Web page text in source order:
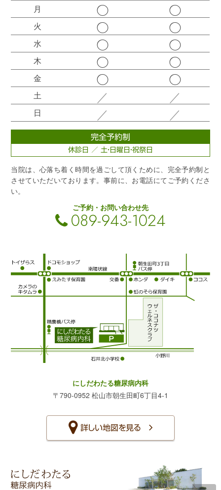
月 ◯ ◯
火 ◯ ◯
水 ◯ ◯
木 ◯ ◯
金 ◯ ◯
土 ／ ／
日 ／ ／
完全予約制
休診日 ／ 土・日曜日・祝祭日
当院は、心落ち着く時間を過ごして頂くために、完全予約制と
させていただいております。事前に、お電話にてご予約くださ
い。
ご予約・お問い合わせ先
089-943-1024
にしだわたる糖尿病内科
〒790-0952 松山市朝生田町6丁目4-1
詳しい地図を見る